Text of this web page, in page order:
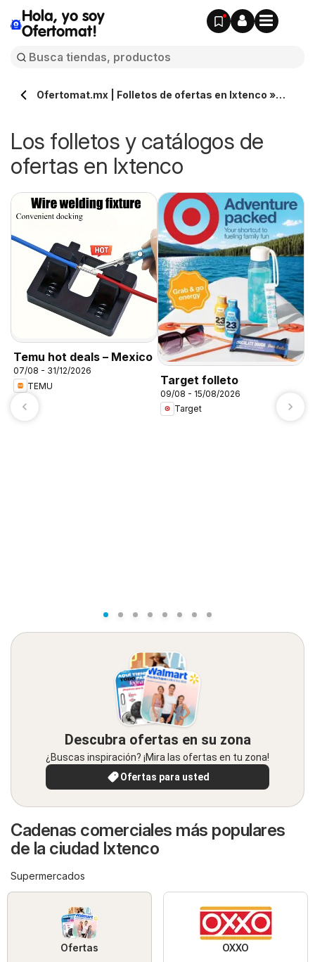
Hola, yo soy
Ofertomat!
Ofertomat.mx | Folletos de ofertas en Ixtenco »
Los folletos y catálogos de
ofertas en Ixtenco
Temu hot deals – Mexico
07/08 - 31/12/2026
TEMU
Target folleto
09/08 - 15/08/2026
Target
Descubra ofertas en su zona
¿Buscas inspiración? ¡Mira las ofertas en tu zona!
Ofertas para usted
Cadenas comerciales más populares
de la ciudad Ixtenco
Supermercados
Ofertas OXXO